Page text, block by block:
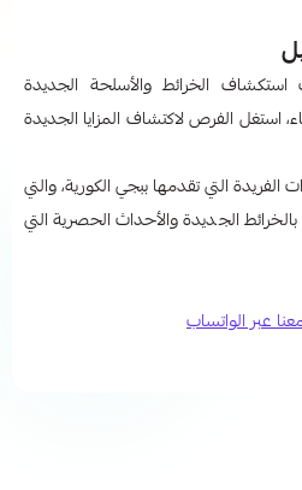
الخرائط والأسلحة الجديدة
استغل الفرص لاكتشاف المزايا الجديدة
الفريدة التي تقدمها ببجي الكورية، والتي
الجديدة والأحداث الحصرية التي
عبر الواتساب